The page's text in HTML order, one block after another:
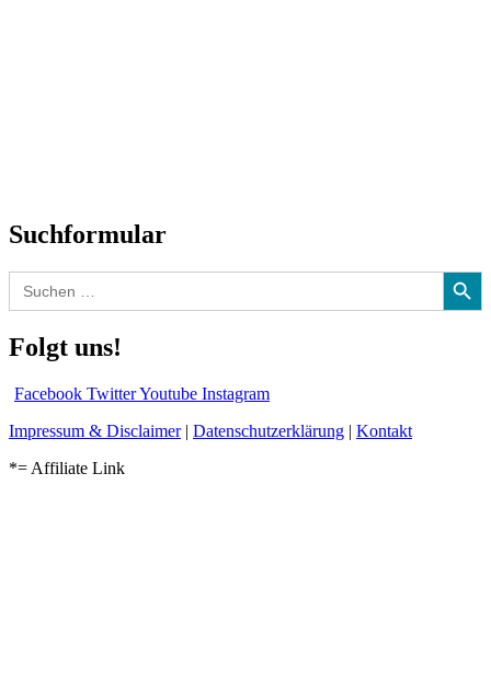
Suchformular
Search
for:
Search Button
Folgt uns!
Facebook TwitterYoutube Instagram
Impressum & Disclaimer| Datenschutzerklärung | Kontakt
*= Affiliate Link